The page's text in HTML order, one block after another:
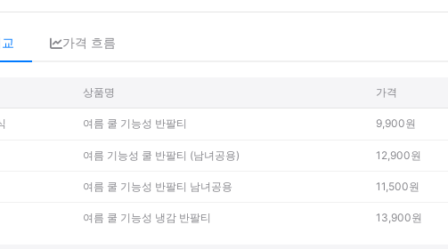
가격 흐름
상품명 가격
여름 쿨 기능성 반팔티 9,900원
여름 기능성 쿨 반팔티 (남녀공용) 12,900원
여름 쿨 기능성 반팔티 남녀공용 11,500원
여름 쿨 기능성 냉감 반팔티 13,900원